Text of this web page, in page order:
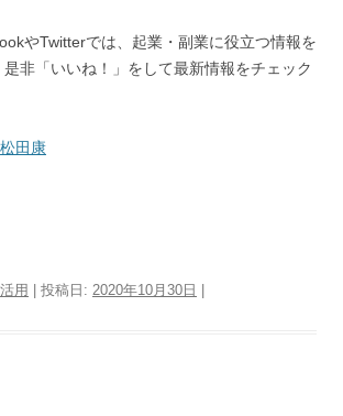
やTwitterでは、起業・副業に役立つ情報を
非「いいね！」をして最新情報をチェック
松田康
用 | 投稿日: 2020年10月30日